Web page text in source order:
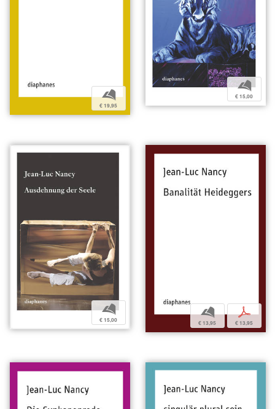
b
€ 19,95
b
€ 15,00
b
€ 15,00
b
€ 13,95
p
€ 13,95